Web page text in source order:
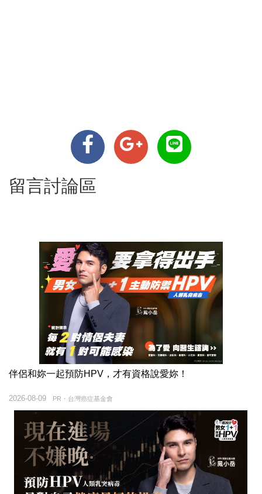
留言討論區
伴侶和妳一起預防HPV，才有資格說愛妳！
PR・台灣癌症基金會
2026-08-09